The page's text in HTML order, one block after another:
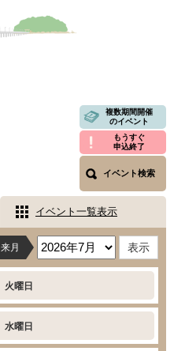
複数期間開催
のイベント
もうすぐ
申込終了
イベント検索
イベント一覧表示
来月
火曜日
水曜日